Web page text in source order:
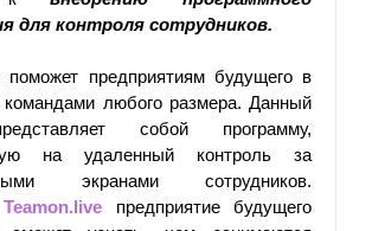
для контроля сотрудников.
поможет предприятиям будущего в
командами любого размера. Данный
собой программу,
на удаленный контроль за
экранами сотрудников.
Teamon.live предприятие будущего